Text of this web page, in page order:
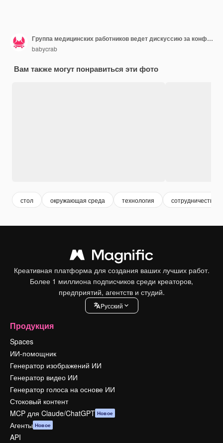
Группа медицинских работников ведет дискуссию за конференц-столом
babycrab
Вам также могут понравиться эти фото
стол окружающая среда технология сотрудничество
Креативная платформа для создания ваших лучших работ.
Более 1 миллиона подписчиков среди креаторов,
предприятий, агентств и студий.
Pусский
Продукция
Spaces
ИИ-помощник
Генератор изображений ИИ
Генератор видео ИИ
Генератор голоса на основе ИИ
Стоковый контент
MCP для Claude/ChatGPT Новое
Агенты Новое
API